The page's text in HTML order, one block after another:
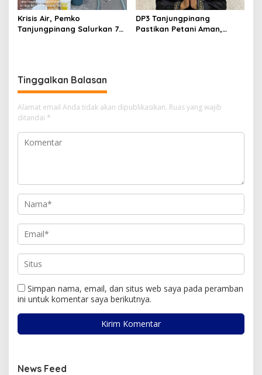
Krisis Air, Pemko
Tanjungpinang Salurkan 75
DP3 Tanjungpinang
Pastikan Petani Aman,
Tinggalkan Balasan
Alamat email Anda tidak akan dipublikasikan. Ruas yang wajib
ditandai *
Simpan nama, email, dan situs web saya pada peramban
ini untuk komentar saya berikutnya.
News Feed